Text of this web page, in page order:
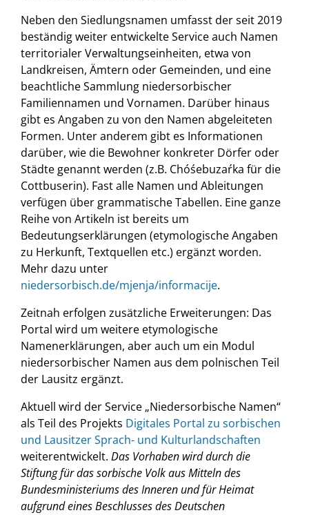
Neben den Siedlungsnamen umfasst der seit 2019
beständig weiter entwickelte Service auch Namen
territorialer Verwaltungseinheiten, etwa von
Landkreisen, Ämtern oder Gemeinden, und eine
beachtliche Sammlung niedersorbischer
Familiennamen und Vornamen. Darüber hinaus
gibt es Angaben zu von den Namen abgeleiteten
Formen. Unter anderem gibt es Informationen
darüber, wie die Bewohner konkreter Dörfer oder
Städte genannt werden (z.B. Chóśebuzaŕka für die
Cottbuserin). Fast alle Namen und Ableitungen
verfügen über grammatische Tabellen. Eine ganze
Reihe von Artikeln ist bereits um
Bedeutungserklärungen (etymologische Angaben
zu Herkunft, Textquellen etc.) ergänzt worden.
Mehr dazu unter
niedersorbisch.de/mjenja/informacije.
Zeitnah erfolgen zusätzliche Erweiterungen: Das
Portal wird um weitere etymologische
Namenerklärungen, aber auch um ein Modul
niedersorbischer Namen aus dem polnischen Teil
der Lausitz ergänzt.
Aktuell wird der Service „Niedersorbische Namen“
als Teil des Projekts Digitales Portal zu sorbischen
und Lausitzer Sprach- und Kulturlandschaften
weiterentwickelt. Das Vorhaben wird durch die
Stiftung für das sorbische Volk aus Mitteln des
Bundesministeriums des Inneren und für Heimat
aufgrund eines Beschlusses des Deutschen